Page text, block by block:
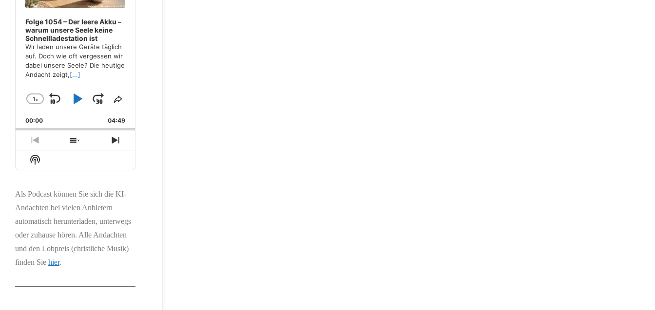
Folge 1054 – Der leere Akku –
warum unsere Seele keine
Schnellladestation ist
Wir laden unsere Geräte täglich
auf. Doch wie oft vergessen wir
dabei unsere Seele? Die heutige
Andacht zeigt,[...]
Change
Rate
1x
Skip
Backward
Play
Pause
Jump
Forward
Share
Episode
00:00 04:49
Previous
Episode
Show
Episodes
Next
Episode
Show
Podcast
Als Podcast können Sie sich die KI-
Andachten bei vielen Anbietern
automatisch herunterladen, unterwegs
oder zuhause hören. Alle Andachten
und den Lobpreis (christliche Musik)
finden Sie hier.